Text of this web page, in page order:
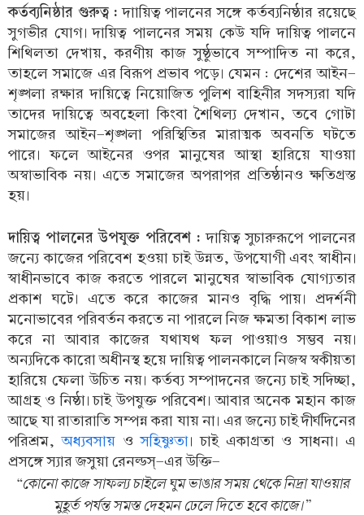
কর্তব্যনিষ্ঠার গুরুত্ব : দাায়িত্ব পালনের সঙ্গে কর্তব্যনিষ্ঠার রয়েছে
সুগভীর যোগ। দায়িত্ব পালনের সময় কেউ যদি দায়িত্ব পালনে
শিথিলতা দেখায়, করণীয় কাজ সুষ্ঠুভাবে সম্পাদিত না করে,
তাহলে সমাজে এর বিরূপ প্রভাব পড়ে। যেমন : দেশের আইন-
শৃঙ্খলা রক্ষার দায়িত্বে নিয়োজিত পুলিশ বাহিনীর সদস্যরা যদি
তাদের দায়িত্বে অবহেলা কিংবা শৈথিল্য দেখান, তবে গোটা
সমাজের আইন-শৃঙ্খলা পরিস্থিতির মারাত্মক অবনতি ঘটতে
পারে। ফলে আইনের ওপর মানুষের আস্থা হারিয়ে যাওয়া
অস্বাভাবিক নয়। এতে সমাজের অপরাপর প্রতিষ্ঠানও ক্ষতিগ্রস্ত
হয়।
দায়িত্ব পালনের উপযুক্ত পরিবেশ : দায়িত্ব সুচারুরূপে পালনের
জন্যে কাজের পরিবেশ হওয়া চাই উন্নত, উপযোগী এবং স্বাধীন।
স্বাধীনভাবে কাজ করতে পারলে মানুষের স্বাভাবিক যোগ্যতার
প্রকাশ ঘটে। এতে করে কাজের মানও বৃদ্ধি পায়। প্রদর্শনী
মনোভাবের পরিবর্তন করতে না পারলে নিজ ক্ষমতা বিকাশ লাভ
করে না আবার কাজের যথাযথ ফল পাওয়াও সম্ভব নয়।
অন্যদিকে কারো অধীনস্থ হয়ে দায়িত্ব পালনকালে নিজস্ব স্বকীয়তা
হারিয়ে ফেলা উচিত নয়। কর্তব্য সম্পাদনের জন্যে চাই সদিচ্ছা,
আগ্রহ ও নিষ্ঠা। চাই উপযুক্ত পরিবেশ। আবার অনেক মহান কাজ
আছে যা রাতারাতি সম্পন্ন করা যায় না। এর জন্যে চাই দীর্ঘদিনের
পরিশ্রম,অধ্যবসায় ওসহিষ্ণুতা। চাই একাগ্রতা ও সাধনা। এ
প্রসঙ্গে স্যার জসুয়া রেনল্ডস্-এর উক্তি-
“কোনো কাজে সাফল্য চাইলে ঘুম ভাঙার সময় থেকে নিদ্রা যাওয়ার
মুহূর্ত পর্যন্ত সমস্ত দেহমন ঢেলে দিতে হবে কাজে।”